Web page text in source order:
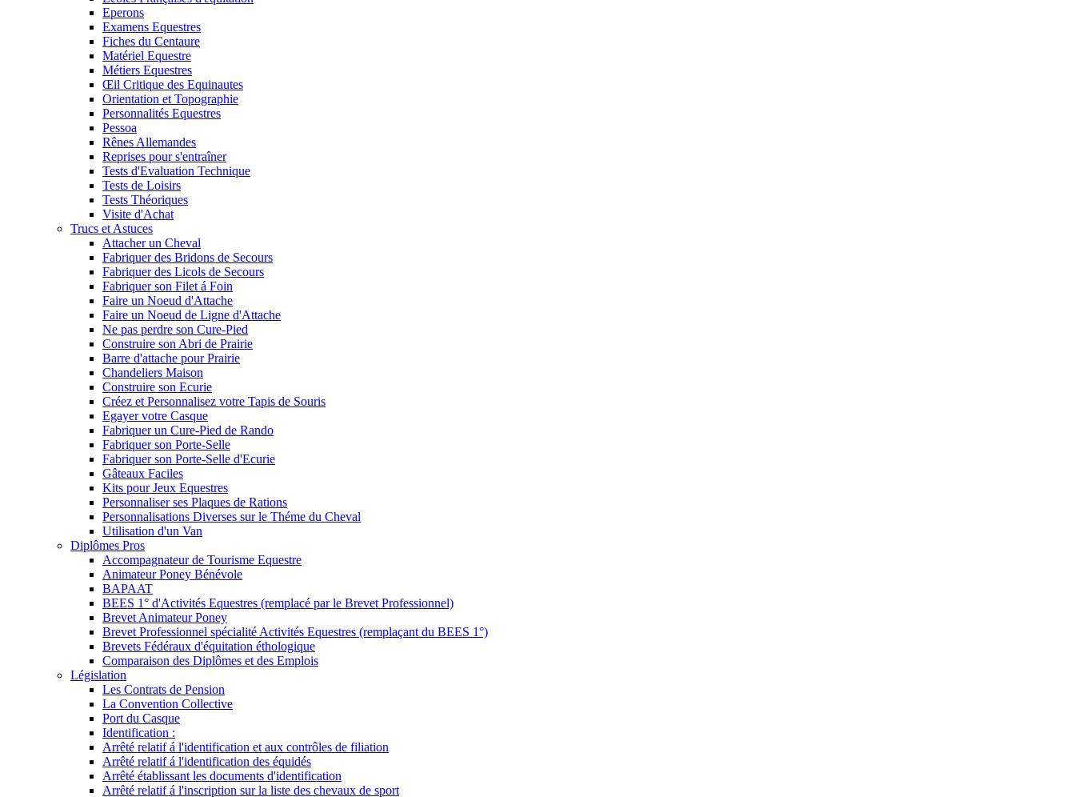
Eperons
Examens Equestres
Fiches du Centaure
Matériel Equestre
Métiers Equestres
Œil Critique des Equinautes
Orientation et Topographie
Personnalités Equestres
Pessoa
Rênes Allemandes
Reprises pour s'entraîner
Tests d'Evaluation Technique
Tests de Loisirs
Tests Théoriques
Visite d'Achat
Trucs et Astuces
Attacher un Cheval
Fabriquer des Bridons de Secours
Fabriquer des Licols de Secours
Fabriquer son Filet á Foin
Faire un Noeud d'Attache
Faire un Noeud de Ligne d'Attache
Ne pas perdre son Cure-Pied
Construire son Abri de Prairie
Barre d'attache pour Prairie
Chandeliers Maison
Construire son Ecurie
Créez et Personnalisez votre Tapis de Souris
Egayer votre Casque
Fabriquer un Cure-Pied de Rando
Fabriquer son Porte-Selle
Fabriquer son Porte-Selle d'Ecurie
Gâteaux Faciles
Kits pour Jeux Equestres
Personnaliser ses Plaques de Rations
Personnalisations Diverses sur le Théme du Cheval
Utilisation d'un Van
Diplômes Pros
Accompagnateur de Tourisme Equestre
Animateur Poney Bénévole
BAPAAT
BEES 1° d'Activités Equestres (remplacé par le Brevet Professionnel)
Brevet Animateur Poney
Brevet Professionnel spécialité Activités Equestres (remplaçant du BEES 1°)
Brevets Fédéraux d'équitation éthologique
Comparaison des Diplômes et des Emplois
Législation
Les Contrats de Pension
La Convention Collective
Port du Casque
Identification :
Arrêté relatif á l'identification et aux contrôles de filiation
Arrêté relatif á l'identification des équidés
Arrêté établissant les documents d'identification
Arrêté relatif á l'inscription sur la liste des chevaux de sport